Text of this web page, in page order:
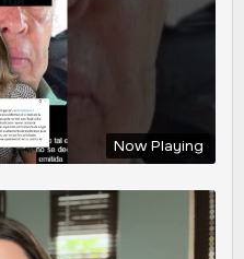
Now Playing